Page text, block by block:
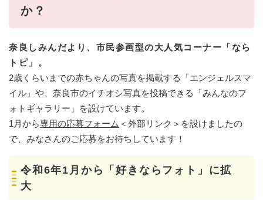
か？
奈良しみんだより、市民参画型の大人気コーナー「なら
トピ」。
2歳くらいまでの赤ちゃんの写真を掲載する「エンジェルスマ
イル」や、奈良市のイチオシ写真を投稿できる「みんなのフ
ォトギャラリー」を設けています。
1月から専用の応募フォーム ＜外部リンク＞ を設けましたの
で、みなさんのご応募をお待ちしています！
令和6年1月から「好きならフォト」に拡
大